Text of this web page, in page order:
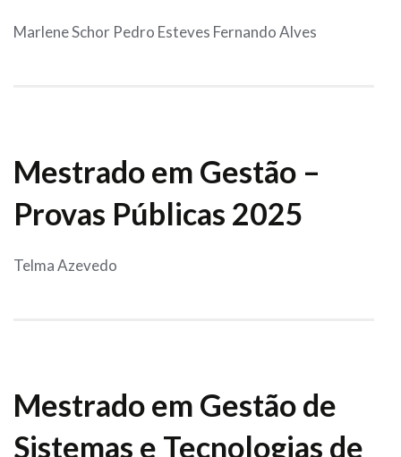
Marlene Schor Pedro Esteves Fernando Alves
Mestrado em Gestão –
Provas Públicas 2025
Telma Azevedo
Mestrado em Gestão de
Sistemas e Tecnologias de